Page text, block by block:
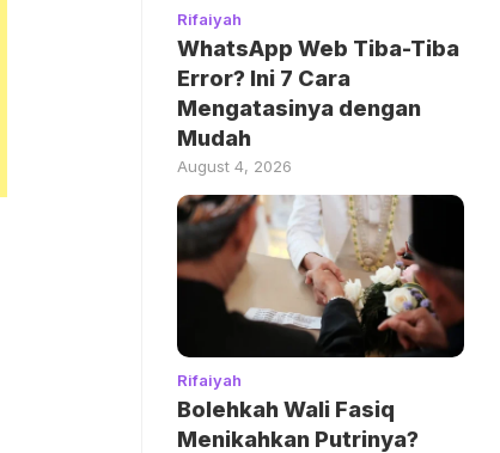
Rifaiyah
WhatsApp Web Tiba-Tiba
Error? Ini 7 Cara
Mengatasinya dengan
Mudah
August 4, 2026
Rifaiyah
Bolehkah Wali Fasiq
Menikahkan Putrinya?